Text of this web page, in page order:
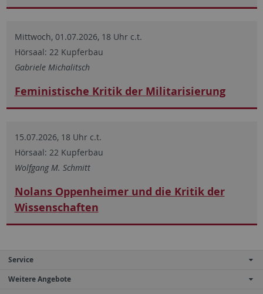
Mittwoch, 01.07.2026, 18 Uhr c.t.
Hörsaal: 22 Kupferbau
Gabriele Michalitsch
Feministische Kritik der Militarisierung
15.07.2026, 18 Uhr c.t.
Hörsaal: 22 Kupferbau
Wolfgang M. Schmitt
Nolans Oppenheimer und die Kritik der
Wissenschaften
Service
Weitere Angebote